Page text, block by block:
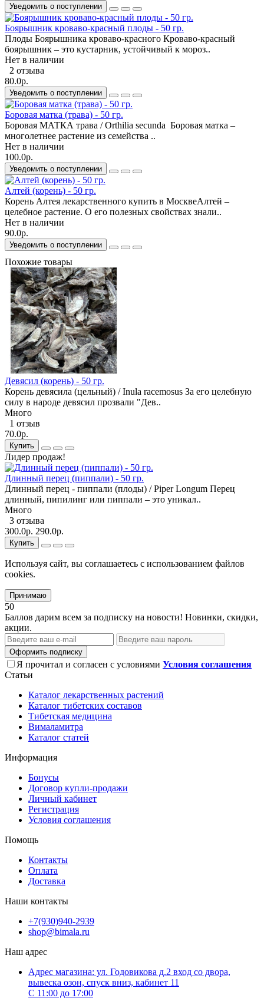
Уведомить о поступлении
Боярышник кроваво-красный плоды - 50 гр.
Плоды Боярышника кроваво-красного Кроваво-красный
боярышник – это кустарник, устойчивый к мороз..
Нет в наличии
2 отзыва
80.0р.
Уведомить о поступлении
Боровая матка (трава) - 50 гр.
Боровая МАТКА трава / Orthilia secunda Боровая матка –
многолетнее растение из семейства ..
Нет в наличии
100.0р.
Уведомить о поступлении
Алтей (корень) - 50 гр.
Корень Алтея лекарственного купить в МосквеАлтей –
целебное растение. О его полезных свойствах знали..
Нет в наличии
90.0р.
Уведомить о поступлении
Похожие товары
Девясил (корень) - 50 гр.
Корень девясила (цельный) / Inula racemosus За его целебную
силу в народе девясил прозвали "Дев..
Много
1 отзыв
70.0р.
Купить
Лидер продаж!
Длинный перец (пиппали) - 50 гр.
Длинный перец - пиппали (плоды) / Piper Longum Перец
длинный, пипилинг или пиппали – это уникал..
Много
3 отзыва
300.0р. 290.0р.
Купить
Используя сайт, вы соглашаетесь с использованием файлов
cookies.
Принимаю
50
Баллов дарим всем за подписку на новости! Новинки, скидки,
акции.
Оформить подписку
Я прочитал и согласен с условиями Условия соглашения
Статьи
Каталог лекарственных растений
Каталог тибетских составов
Тибетская медицина
Вималамитра
Каталог статей
Информация
Бонусы
Договор купли-продажи
Личный кабинет
Регистрация
Условия соглашения
Помощь
Контакты
Оплата
Доставка
Наши контакты
+7(930)940-2939
shop@bimala.ru
Наш адрес
Адрес магазина: ул. Годовикова д.2 вход со двора,
вывеска озон, спуск вниз, кабинет 11
С 11:00 до 17:00